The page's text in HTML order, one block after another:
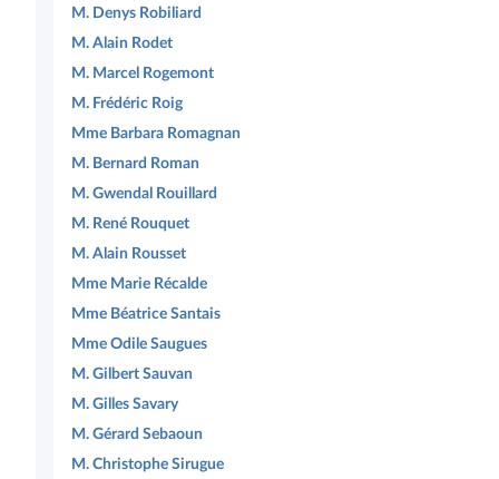
M. Denys Robiliard
M. Alain Rodet
M. Marcel Rogemont
M. Frédéric Roig
Mme Barbara Romagnan
M. Bernard Roman
M. Gwendal Rouillard
M. René Rouquet
M. Alain Rousset
Mme Marie Récalde
Mme Béatrice Santais
Mme Odile Saugues
M. Gilbert Sauvan
M. Gilles Savary
M. Gérard Sebaoun
M. Christophe Sirugue